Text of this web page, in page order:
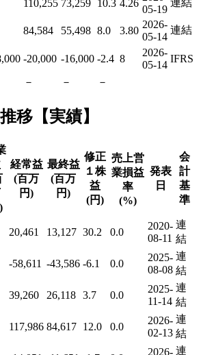
110,255 73,259 10.3 4.26
05-19
84,584 55,498 8.0 3.80
2026-
05-14
連結
-20,000 -16,000 -2.4 8
2026-
05-14
IFRS
－ － －
移【実績】
経常益
(百万
円)
最終益
(百万
円)
修正
１株
益
(円)
売上営
業損益
率
(%)
発表
日
会
計
基
準
20,461 13,127 30.2 0.0
2020-
08-11
連
結
-58,611 -43,586 -6.1 0.0
2025-
08-08
連
結
39,260 26,118 3.7 0.0
2025-
11-14
連
結
117,986 84,617 12.0 0.0
2026-
02-13
連
結
2026- 連